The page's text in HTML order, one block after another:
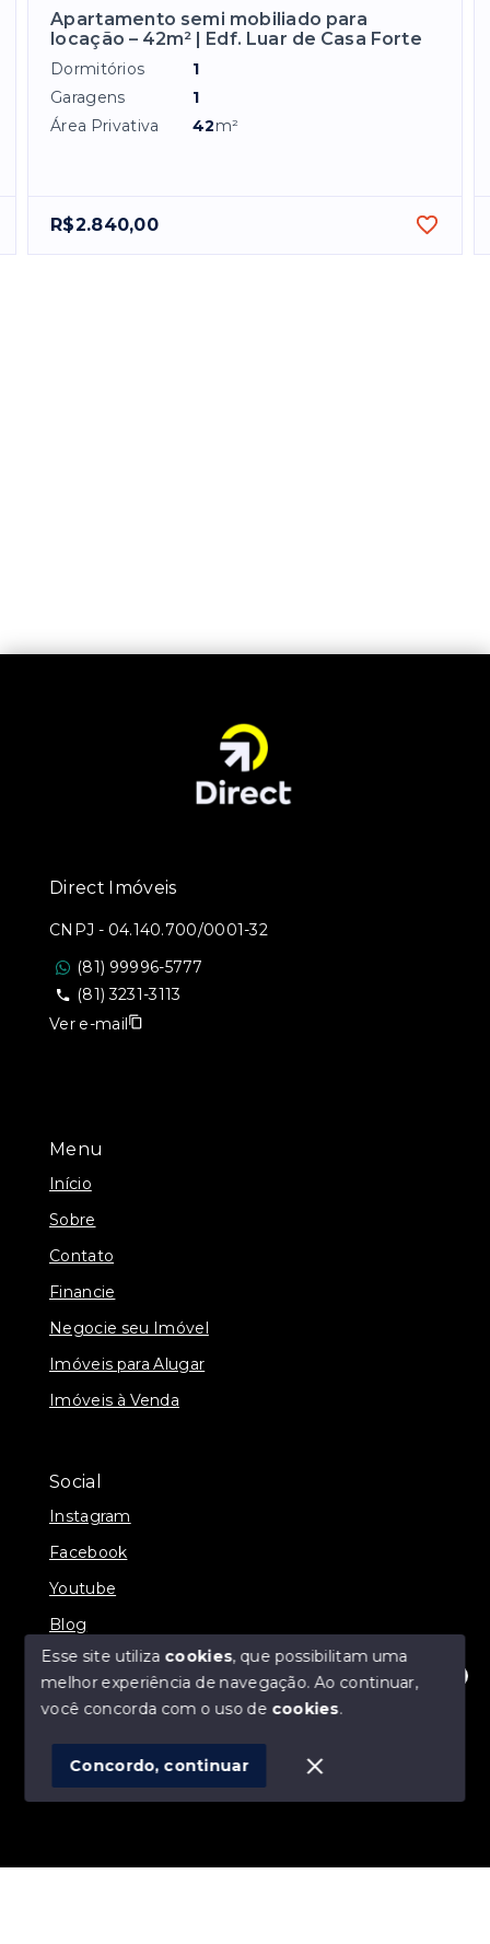
Apartamento semi mobiliado para
locação – 42m² | Edf. Luar de Casa Forte
Dormitórios
1
Garagens
1
Área Privativa
42m²
R$2.840,00
Olá! Estamos disponíveis para te ajudar.
Menu
Início
Sobre
Contato
Financie
Negocie seu Imóvel
Imóveis para Alugar
Imóveis à Venda
Social
Instagram
Facebook
Youtube
Blog
© Copyright 2026 - Direct Imóveis - Todos os direitos
SITE PARA IMOBILIARIA
Direct Imóveis
CNPJ - 04.140.700/0001-32
(81) 99996-5777
(81) 3231-3113
Ver e-mail
Esse site utiliza cookies, que possibilitam uma
melhor experiência de navegação.Ao continuar,
você concorda com o uso de cookies.
Concordo, continuar